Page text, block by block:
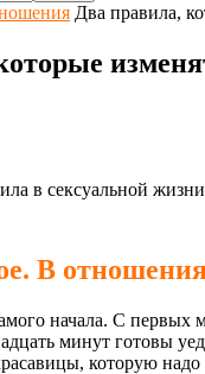
Два правила,
в сексуальной
В
начала. С первых
минут готовы
которую